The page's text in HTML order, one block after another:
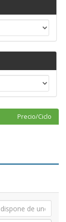
Precio/Ciclo